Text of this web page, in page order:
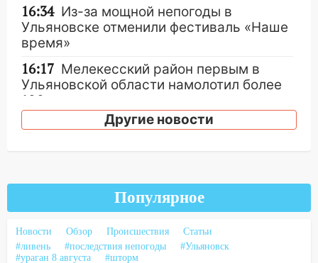
16:34 Из-за мощной непогоды в
Ульяновске отменили фестиваль «Наше
время»
16:17 Мелекесский район первым в
Ульяновской области намолотил более
100 тысяч тонн зерна
15:17 В колледжи и техникумы
15:04 Фоторепортаж с улиц Ульяновска
после шторма: поваленные деревья и
затопленные улицы
14:28
Ураган вырвал остановку на улице
Деева в Заволжье
Другие новости
Популярное
Новости Обзор Происшествия
Статьи
#ливень
#последствия непогоды
#Ульяновск
#ураган 8 августа
#шторм